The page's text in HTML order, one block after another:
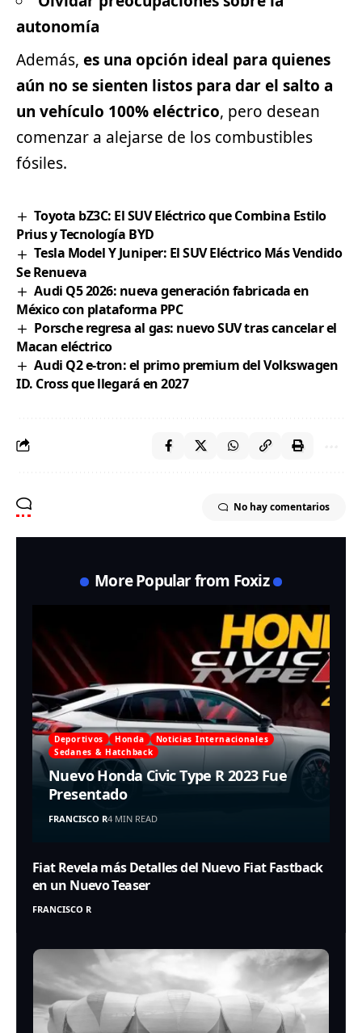
autonomía
Además, es una opción ideal para quienes
aún no se sienten listos para dar el salto a
un vehículo 100% eléctrico, pero desean
comenzar a alejarse de los combustibles
fósiles.
Toyota bZ3C: El SUV Eléctrico que Combina Estilo
Prius y Tecnología BYD
Tesla Model Y Juniper: El SUV Eléctrico Más Vendido
Se Renueva
Audi Q5 2026: nueva generación fabricada en
México con plataforma PPC
Porsche regresa al gas: nuevo SUV tras cancelar el
Macan eléctrico
Audi Q2 e-tron: el primo premium del Volkswagen
ID. Cross que llegará en 2027
No hay comentarios
More Popular from Foxiz
Deportivos Honda
Noticias Internacionales
Sedanes & Hatchback
Nuevo Honda Civic Type R 2023 Fue
Presentado
FRANCISCO R4 MIN READ
Fiat Revela más Detalles del Nuevo Fiat Fastback
en un Nuevo Teaser
FRANCISCO R